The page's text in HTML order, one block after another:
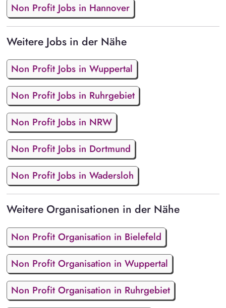
Non Profit Jobs in Hannover
Weitere Jobs in der Nähe
Non Profit Jobs in Wuppertal
Non Profit Jobs in Ruhrgebiet
Non Profit Jobs in NRW
Non Profit Jobs in Dortmund
Non Profit Jobs in Wadersloh
Weitere Organisationen in der Nähe
Non Profit Organisation in Bielefeld
Non Profit Organisation in Wuppertal
Non Profit Organisation in Ruhrgebiet